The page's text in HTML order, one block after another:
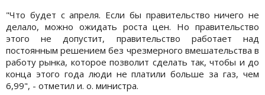
"Что будет с апреля. Если бы правительство ничего не
делало, можно ожидать роста цен. Но правительство
этого не допустит, правительство работает над
постоянным решением без чрезмерного вмешательства в
работу рынка, которое позволит сделать так, чтобы и до
конца этого года люди не платили больше за газ, чем
6,99", - отметил и. о. министра.